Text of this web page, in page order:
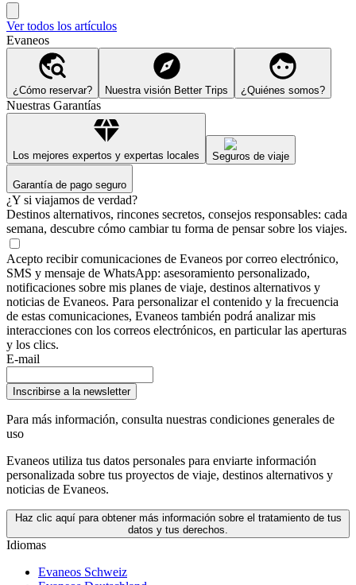
Ver todos los artículos
Evaneos
¿Cómo reservar? Nuestra visión Better Trips ¿Quiénes somos?
Nuestras Garantías
Los mejores expertos y expertas locales Seguros de viaje
Garantía de pago seguro
¿Y si viajamos de verdad?
Destinos alternativos, rincones secretos, consejos responsables: cada
semana, descubre cómo cambiar tu forma de pensar sobre los viajes.
Acepto recibir comunicaciones de Evaneos por correo electrónico,
SMS y mensaje de WhatsApp: asesoramiento personalizado,
notificaciones sobre mis planes de viaje, destinos alternativos y
noticias de Evaneos. Para personalizar el contenido y la frecuencia
de estas comunicaciones, Evaneos también podrá analizar mis
interacciones con los correos electrónicos, en particular las aperturas
y los clics.
E-mail
Inscribirse a la newsletter
Para más información, consulta nuestras condiciones generales de
uso
Evaneos utiliza tus datos personales para enviarte información
personalizada sobre tus proyectos de viaje, destinos alternativos y
noticias de Evaneos.
Haz clic aquí para obtener más información sobre el tratamiento de tus
datos y tus derechos.
Idiomas
Evaneos Schweiz